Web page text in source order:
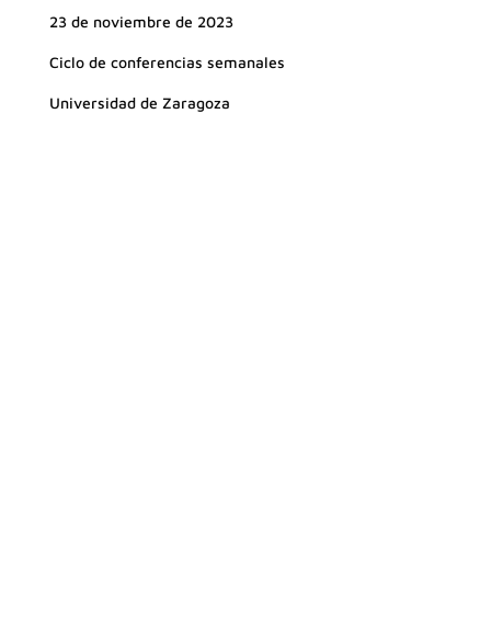
23 de noviembre de 2023
Ciclo de conferencias semanales
Universidad de Zaragoza